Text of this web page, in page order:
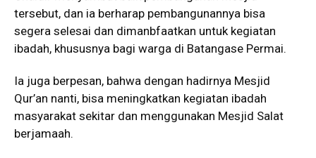
tersebut, dan ia berharap pembangunannya bisa
segera selesai dan dimanbfaatkan untuk kegiatan
ibadah, khususnya bagi warga di Batangase Permai.
Ia juga berpesan, bahwa dengan hadirnya Mesjid
Qur’an nanti, bisa meningkatkan kegiatan ibadah
masyarakat sekitar dan menggunakan Mesjid Salat
berjamaah.